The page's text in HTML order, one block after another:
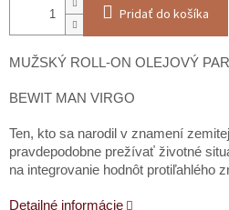
Pridať do košíka
MUŽSKÝ ROLL-ON OLEJOVÝ
BEWIT MAN VIRGO
Ten, kto sa narodil v znamení
pravdepodobne prežívať životné
na integrovanie hodnôt protiľahlého
Detailné informácie